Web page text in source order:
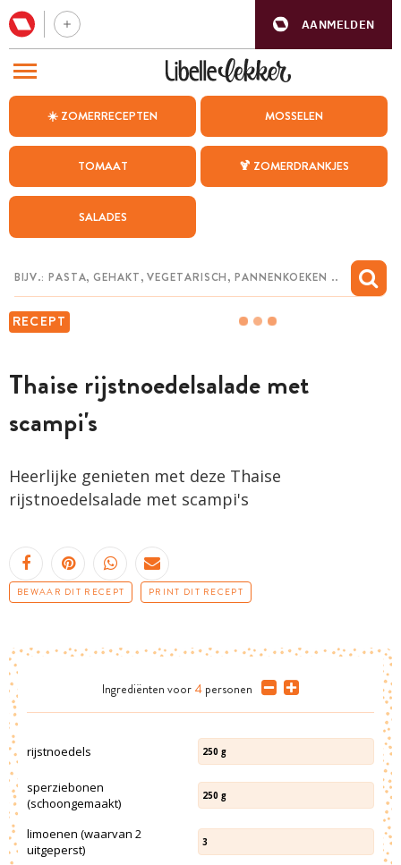
AANMELDEN
☀️ ZOMERRECEPTEN MOSSELEN
TOMAAT 🍹 ZOMERDRANKJES
SALADES
RECEPT
Thaise rijstnoedelsalade met
scampi's
Heerlijke genieten met deze Thaise
rijstnoedelsalade met scampi's
BEWAAR DIT RECEPT PRINT DIT RECEPT
Ingrediënten voor 4 personen
rijstnoedels 250 g
sperziebonen
(schoongemaakt)
250 g
limoenen (waarvan 2
uitgeperst)
3
BEZOEK ONZE ANDERE WEBSITES
WEEKMENU
CHAT MET MAIA
MIJN BEWAARDE RECEPTEN